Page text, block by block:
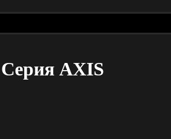
Серия AXIS